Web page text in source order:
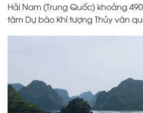
Hải Nam (Trung Quốc) khoảng
tâm Dự báo Khí tượng Thủy văn